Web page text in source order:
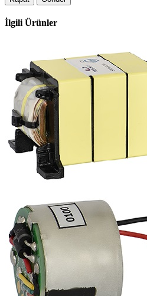
İlgiliÜrünler